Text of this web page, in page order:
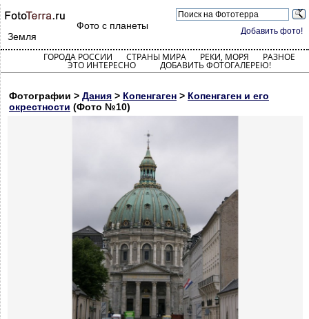
Добавить фото!
Фото с планеты
Земля
ГОРОДА РОССИИ СТРАНЫ МИРА РЕКИ, МОРЯ РАЗНОЕ
ЭТО ИНТЕРЕСНО ДОБАВИТЬ ФОТОГАЛЕРЕЮ!
Фотографии > Дания > Копенгаген > Копенгаген и его
окрестности (Фото №10)